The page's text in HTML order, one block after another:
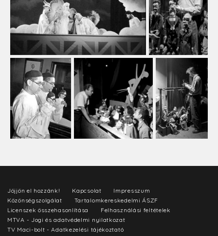
Jöjjön el hozzánk! Kapcsolat
Impresszum
Közönségszolgálat
Tartalomkereskedelmi ÁSZF
Licenszek összehasonlítása
Felhasználási feltételek
MTVA - Jogi és adatvédelmi nyilatkozat
TV Maci-bolt - Adatkezelési tájékoztató